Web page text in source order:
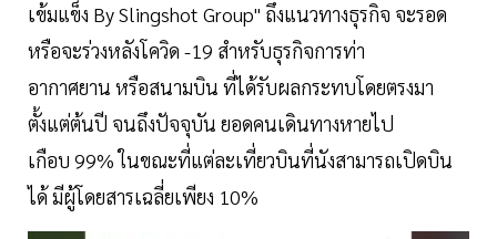
เข้มแข็ง By Slingshot Group" ถึงแนวทางธุรกิจ จะรอด
หรือจะร่วงหลังโควิด -19 สำหรับธุรกิจการท่า
อากาศยาน หรือสนามบิน ที่ได้รับผลกระทบโดยตรงมา
ตั้งแต่ต้นปี จนถึงปัจจุบัน ยอดคนเดินทางหายไป
เกือบ 99% ในขณะที่แต่ละเที่ยวบินที่นังสามารถเปิดบิน
ได้ มีผู้โดยสารเฉลี่ยเพียง 10%